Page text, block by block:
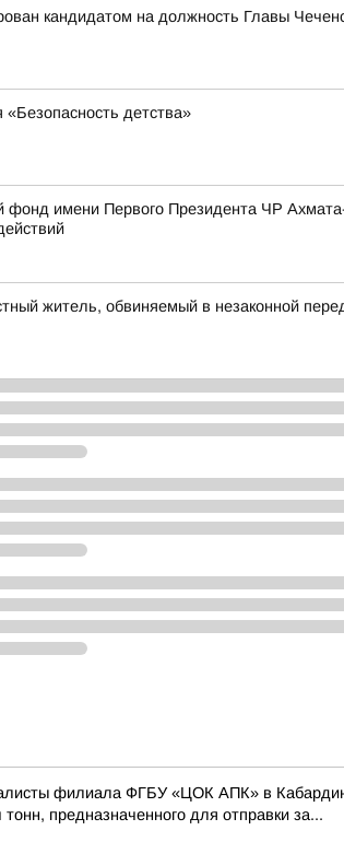
кандидатом на должность Главы
детства»
фонд имени Первого Президента ЧР
житель, обвиняемый в незаконной
филиала ФГБУ «ЦОК АПК» в
предназначенного для отправки за...